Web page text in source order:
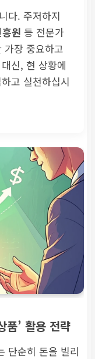
다. 주저하지
원 등 전문가
가장 중요하고
신, 현 상황에
고 실천하십시
품’ 활용 전략
단순히 돈을 빌리